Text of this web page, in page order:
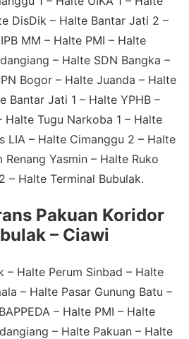
DisDik – Halte Bantar Jati 2 –
MM – Halte PMI – Halte
– Halte SDN Bangka –
Bogor – Halte Juanda – Halte
Bantar Jati 1 – Halte YPHB –
Halte Tugu Narkoba 1 – Halte
LIA – Halte Cimanggu 2 – Halte
Renang Yasmin – Halte Ruko
– Halte Terminal Bubulak.
Pakuan Koridor
– Ciawi
– Halte Perum Sinbad – Halte
– Halte Pasar Gunung Batu –
– Halte PMI – Halte
– Halte Pakuan – Halte